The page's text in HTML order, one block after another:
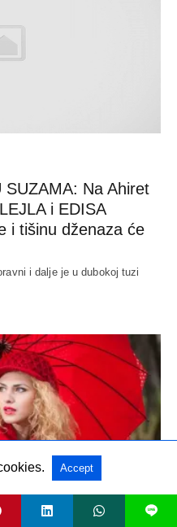
SUZAMA: Na Ahiret
i EDISA
i tišinu dženaza će
i dalje je u dubokoj tuzi
L
Accept